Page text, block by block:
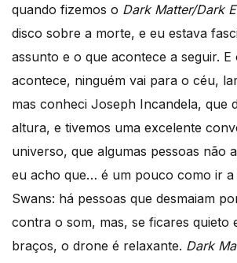
quando fizemos o Dark Matter/Dark
disco sobre a morte, e eu estava
assunto e o que acontece a seguir.
acontece, ninguém vai para o céu,
mas conheci Joseph Incandela, que
altura, e tivemos uma excelente
universo, que algumas pessoas não
eu acho que… é um pouco como ir
Swans: há pessoas que desmaiam
contra o som, mas, se ficares quieto
braços, o drone é relaxante. Dark